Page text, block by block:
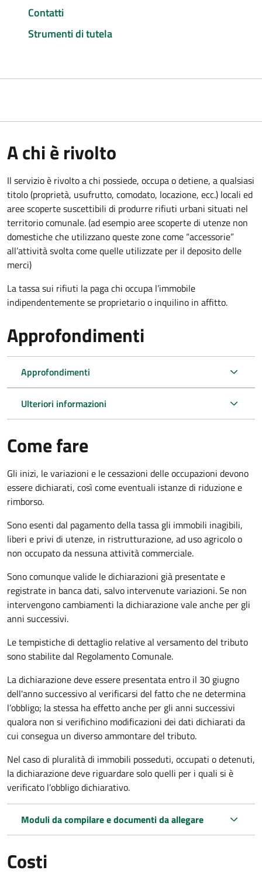
Contatti
Strumenti di tutela
A chi è rivolto
Il servizio è rivolto a chi possiede, occupa o detiene, a qualsiasi
titolo (proprietà, usufrutto, comodato, locazione, ecc.) locali ed
aree scoperte suscettibili di produrre rifiuti urbani situati nel
territorio comunale. (ad esempio aree scoperte di utenze non
domestiche che utilizzano queste zone come “accessorie”
all’attività svolta come quelle utilizzate per il deposito delle
merci)
La tassa sui rifiuti la paga chi occupa l’immobile
indipendentemente se proprietario o inquilino in affitto.
Approfondimenti
Approfondimenti
Ulteriori informazioni
Come fare
Gli inizi, le variazioni e le cessazioni delle occupazioni devono
essere dichiarati, così come eventuali istanze di riduzione e
rimborso.
Sono esenti dal pagamento della tassa gli immobili inagibili,
liberi e privi di utenze, in ristrutturazione, ad uso agricolo o
non occupato da nessuna attività commerciale.
Sono comunque valide le dichiarazioni già presentate e
registrate in banca dati, salvo intervenute variazioni. Se non
intervengono cambiamenti la dichiarazione vale anche per gli
anni successivi.
Le tempistiche di dettaglio relative al versamento del tributo
sono stabilite dal Regolamento Comunale.
La dichiarazione deve essere presentata entro il 30 giugno
dell'anno successivo al verificarsi del fatto che ne determina
l’obbligo; la stessa ha effetto anche per gli anni successivi
qualora non si verifichino modificazioni dei dati dichiarati da
cui consegua un diverso ammontare del tributo.
Nel caso di pluralità di immobili posseduti, occupati o detenuti,
la dichiarazione deve riguardare solo quelli per i quali si è
verificato l’obbligo dichiarativo.
Moduli da compilare e documenti da allegare
Costi